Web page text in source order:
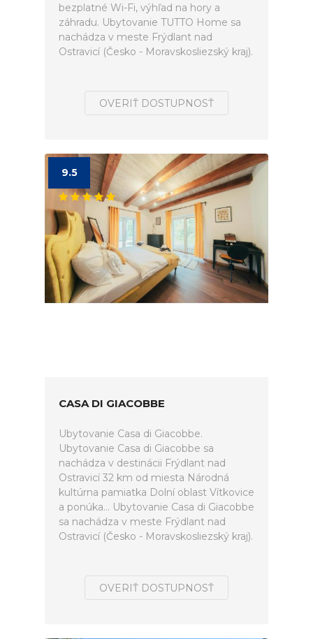
bezplatné Wi-Fi, výhľad na hory a
záhradu. Ubytovanie TUTTO Home sa
nachádza v meste Frýdlant nad
Ostravicí (Česko - Moravskosliezský kraj).
OVERIŤ DOSTUPNOSŤ
9.5
CASA DI GIACOBBE
Ubytovanie Casa di Giacobbe.
Ubytovanie Casa di Giacobbe sa
nachádza v destinácii Frýdlant nad
Ostravicí 32 km od miesta Národná
kultúrna pamiatka Dolní oblast Vítkovice
a ponúka... Ubytovanie Casa di Giacobbe
sa nachádza v meste Frýdlant nad
Ostravicí (Česko - Moravskosliezský kraj).
OVERIŤ DOSTUPNOSŤ